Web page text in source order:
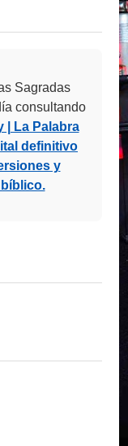
Sagradas
consultando
| La Palabra
definitivo
y